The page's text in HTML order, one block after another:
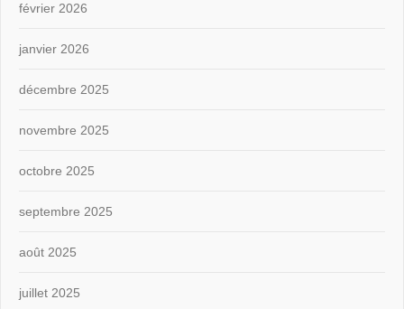
février 2026
janvier 2026
décembre 2025
novembre 2025
octobre 2025
septembre 2025
août 2025
juillet 2025